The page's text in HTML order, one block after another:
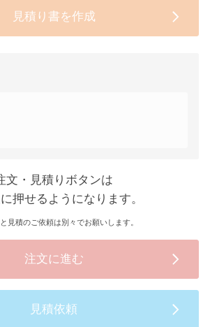
見積り書を作成
文・見積りボタンは
押せるようになります。
見積のご依頼は別々でお願いします。
注文に進む
見積依頼